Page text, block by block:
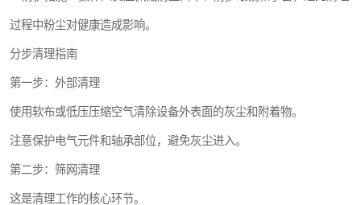
过程中粉尘对健康造成影响。
分步清理指南
第一步：外部清理
使用软布或低压压缩空气清除设备外表面的灰尘和附着物。
注意保护电气元件和轴承部位，避免灰尘进入。
第二步：筛网清理
这是清理工作的核心环节。